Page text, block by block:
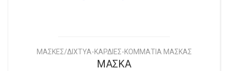
ΜΑΣΚΕΣ/ΔΙΧΤΥΑ-ΚΑΡΔΙΕΣ-ΚΟΜΜΑΤΙΑ ΜΑΣΚΑΣ
ΜΑΣΚΑ